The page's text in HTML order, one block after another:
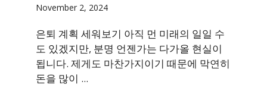
November 2, 2024
은퇴 계획 세워보기 아직 먼 미래의 일일 수
도 있겠지만, 분명 언젠가는 다가올 현실이
됩니다. 제게도 마찬가지이기 때문에 막연히
돈을 많이 ...